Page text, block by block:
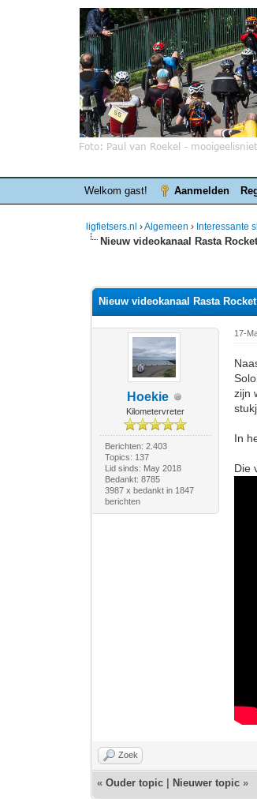
Welkom gast! Aanmelden
ligfietsers.nl ›Algemeen › Interessante
Nieuw videokanaal Rasta
Nieuw videokanaal Rasta Rocket
Hoekie
Kilometervreter
Berichten: 2.403
Topics: 137
Lid sinds: May 2018
Bedankt: 8785
3987 x bedankt in 1847
berichten
17-
zijn
In
Die
Zoek
«Ouder topic Nieuwer topic »